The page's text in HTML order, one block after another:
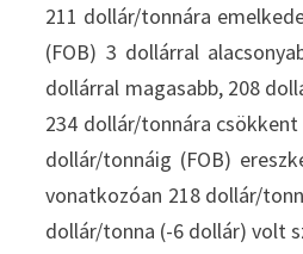
211 dollár/tonnára
(FOB) 3 dollárral
dollárral magasabb, 208
234 dollár/tonnára
dollár/tonnáig (FOB)
vonatkozóan 218 dollár/
dollár/tonna (-6 dollár) volt